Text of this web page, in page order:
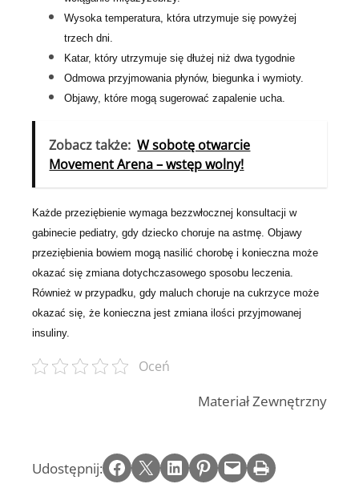
Wysoka temperatura, która utrzymuje się powyżej
trzech dni.
Katar, który utrzymuje się dłużej niż dwa tygodnie
Odmowa przyjmowania płynów, biegunka i wymioty.
Objawy, które mogą sugerować zapalenie ucha.
Zobacz także: W sobotę otwarcie
Movement Arena – wstęp wolny!
Każde przeziębienie wymaga bezzwłocznej konsultacji w
gabinecie pediatry, gdy dziecko choruje na astmę. Objawy
przeziębienia bowiem mogą nasilić chorobę i konieczna może
okazać się zmiana dotychczasowego sposobu leczenia.
Również w przypadku, gdy maluch choruje na cukrzyce może
okazać się, że konieczna jest zmiana ilości przyjmowanej
insuliny.
Oceń
Materiał Zewnętrzny
Udostępnij: Share on Facebook Email this Page Share on LinkedIn Share on Pinterest Email this Page Print this Page